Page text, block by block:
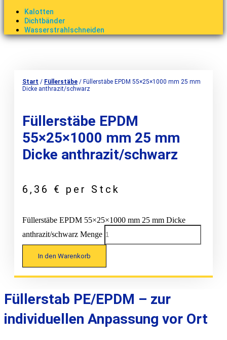
Kalotten
Dichtbänder
Wasserstrahlschneiden
Start / Füllerstäbe / Füllerstäbe EPDM 55×25×1000 mm 25 mm
Dicke anthrazit/schwarz
Füllerstäbe EPDM
55×25×1000 mm 25 mm
Dicke anthrazit/schwarz
6,36 € per Stck
Füllerstäbe EPDM 55×25×1000 mm 25 mm Dicke
anthrazit/schwarz Menge
In den Warenkorb
Füllerstab PE/EPDM – zur
individuellen Anpassung vor Ort